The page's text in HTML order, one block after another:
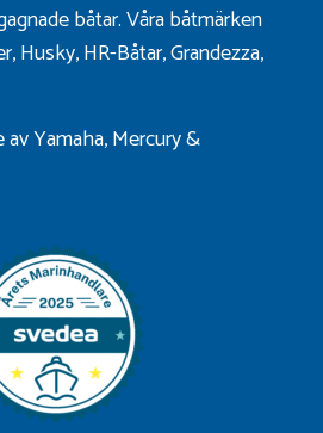
båtar. Våra båtmärken
,Husky,HR-Båtar,Grandezza,
Yamaha, Mercury &